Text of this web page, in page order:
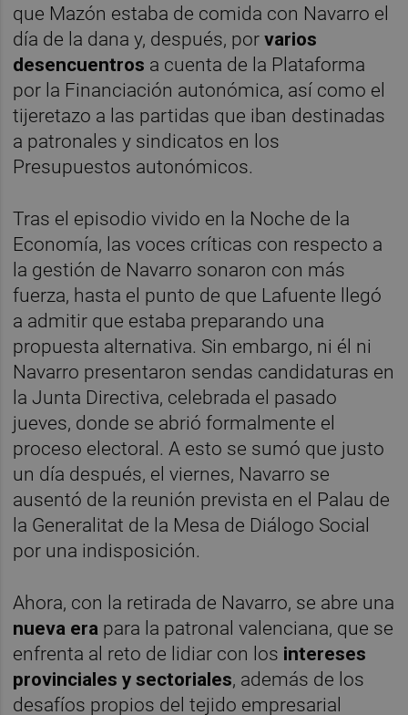
que Mazón estaba de comida con Navarro el
día de la dana y, después, porvarios
desencuentros a cuenta de la Plataforma
por la Financiación autonómica, así como el
tijeretazo a las partidas que iban destinadas
a patronales y sindicatos en los
Presupuestos autonómicos.
Tras el episodio vivido en la Noche de la
Economía, las voces críticas con respecto a
la gestión de Navarro sonaron con más
fuerza, hasta el punto de que Lafuente llegó
a admitir que estaba preparando una
propuesta alternativa. Sin embargo, ni él ni
Navarro presentaron sendas candidaturas en
la Junta Directiva, celebrada el pasado
jueves, donde se abrió formalmente el
proceso electoral. A esto se sumó que justo
un día después, el viernes, Navarro se
ausentó de la reunión prevista en el Palau de
la Generalitat de la Mesa de Diálogo Social
por una indisposición.
Ahora, con la retirada de Navarro, se abre una
nueva era para la patronal valenciana, que se
enfrenta al reto de lidiar con los intereses
provinciales y sectoriales, además de los
desafíos propios del tejido empresarial